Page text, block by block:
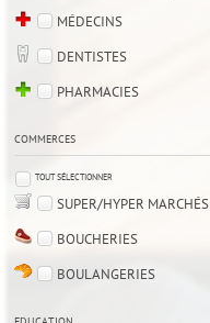
MÉDECINS
DENTISTES
PHARMACIES
COMMERCES
TOUT SÉLECTIONNER
SUPER/HYPER MARCHÉS
BOUCHERIES
BOULANGERIES